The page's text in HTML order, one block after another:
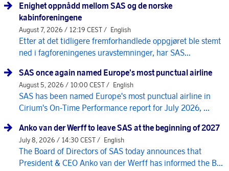
Enighet oppnådd mellom SAS og de norske
kabinforeningene
August 7, 2026 / 12:19 CEST / English
Etter at det tidligere fremforhandlede oppgjøret ble stemt
ned i fagforeningenes uravstemninger, har SAS...
SAS once again named Europe's most punctual airline
August 5, 2026 / 10:00 CEST / English
SAS has been named Europe's most punctual airline in
Cirium's On-Time Performance report for July 2026, ...
Anko van der Werff to leave SAS at the beginning of 2027
July 8, 2026 / 14:30 CEST / English
The Board of Directors of SAS today announces that
President & CEO Anko van der Werff has informed the B...